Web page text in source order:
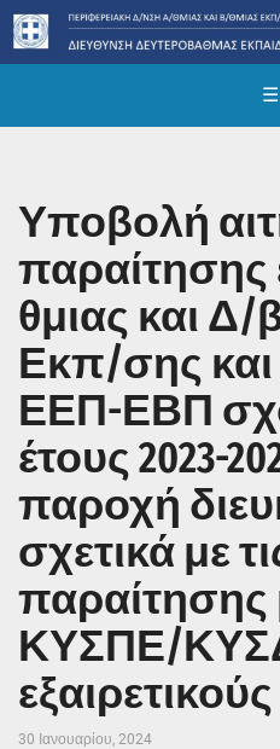
☰
Υποβολή
θμιας και Δ/
Εκπ/σης
ΕΕΠ-ΕΒΠ
έτους 2023-
παροχή
σχετικά με
ΚΥΣΠΕ/
30 Ιανουαρίου, 2024